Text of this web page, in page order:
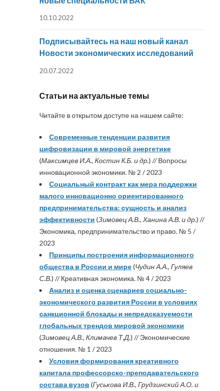
10.10.2022
Подписывайтесь на наш новый канал
Новости экономических исследований
20.07.2022
Статьи на актуальные темы
Читайте в открытом доступе на нашем сайте:
Современные тенденции развития
цифровизации в мировой энергетике
(Максимцев И.А., Костин К.Б. и др.) // Вопросы
инновационной экономики. № 2 / 2023
Социальный контракт как мера поддержки
малого инновационно ориентированного
предпринимательства: сущность и анализ
эффективности (Зимовец А.В., Ханина А.В. и др.) //
Экономика, предпринимательство и право. № 5 /
2023
Принципы построения информационного
общества в России и мире(Чудин А.А., Гуляев
С.В.) // Креативная экономика. № 4 / 2023
Анализ и оценка сценариев социально-
экономического развития России в условиях
санкционной блокады и непредсказуемости
глобальных трендов мировой экономики
(Зимовец А.В., Климачев Т.Д.) // Экономические
отношения. № 1 / 2023
Условия формирования креативного
капитала профессорско-преподавательского
состава вузов (Гуськова И.В., Грудзинский А.О. и